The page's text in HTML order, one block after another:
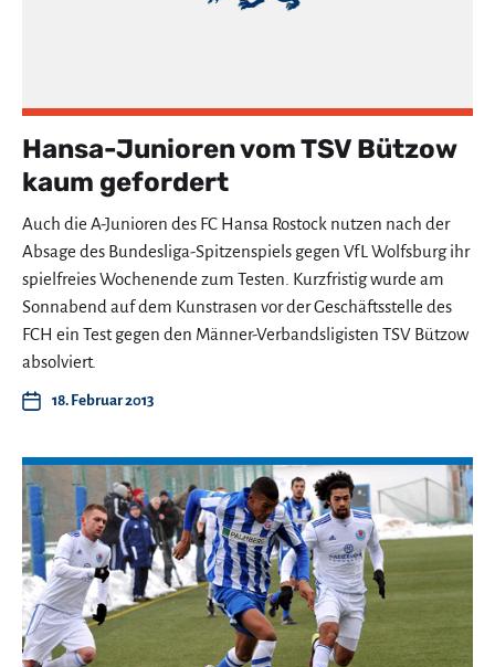
Hansa-Junioren vom TSV Bützow
kaum gefordert
Auch die A-Junioren des FC Hansa Rostock nutzen nach der
Absage des Bundesliga-Spitzenspiels gegen VfL Wolfsburg ihr
spielfreies Wochenende zum Testen. Kurzfristig wurde am
Sonnabend auf dem Kunstrasen vor der Geschäftsstelle des
FCH ein Test gegen den Männer-Verbandsligisten TSV Bützow
absolviert.
18. Februar 2013